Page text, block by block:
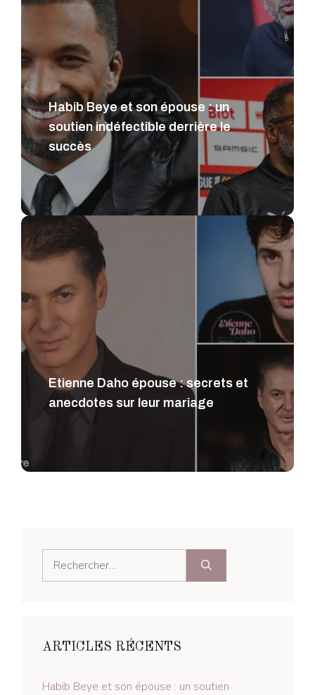
Habib Beye et son épouse : un
soutien indéfectible derrière le
succès
Etienne Daho épouse : secrets et
anecdotes sur leur mariage
ARTICLES RÉCENTS
Habib Beye et son épouse : un soutien